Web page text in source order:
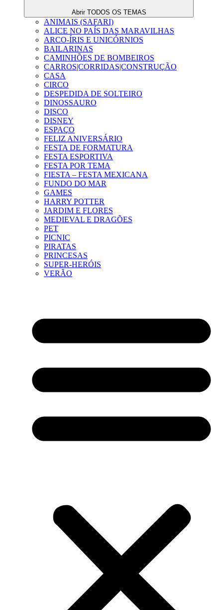
Abrir TODOS OS TEMAS
ANIMAIS (SAFARI)
ALICE NO PAÍS DAS MARAVILHAS
ARCO-ÍRIS E UNICÓRNIOS
BAILARINAS
CAMINHÕES DE BOMBEIROS
CARROS|CORRIDAS|CONSTRUÇÃO
CASA
CIRCO
DESPEDIDA DE SOLTEIRO
DINOSSAURO
DISCO
DISNEY
ESPAÇO
FELIZ ANIVERSÁRIO
FESTA DE FORMATURA
FESTA ESPORTIVA
FESTA POR TEMA
FIESTA – FESTA MEXICANA
FUNDO DO MAR
GAMES
HARRY POTTER
JARDIM E FLORES
MEDIEVAL E DRAGÕES
PET
PICNIC
PIRATAS
PRINCESAS
SUPER-HERÓIS
VERÃO